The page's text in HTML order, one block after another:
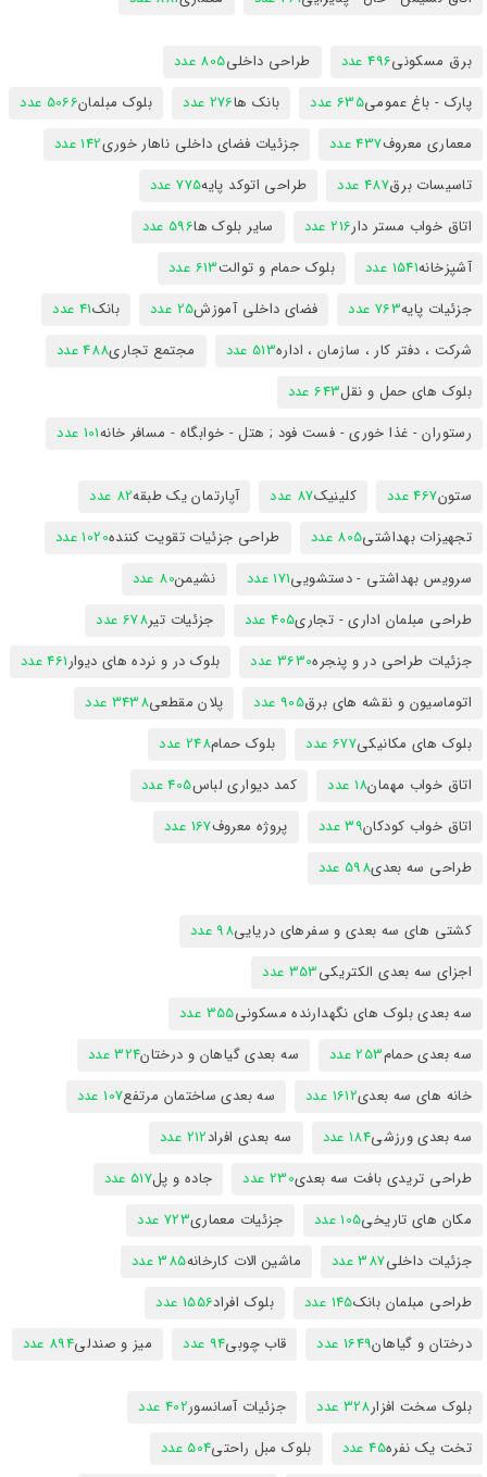
برق مسکونی496 عدد طراحی داخلی805 عدد
پارک - باغ عمومی635 عدد بانک ها276 عدد بلوک مبلمان5066 عدد
معماری معروف437 عدد جزئیات فضای داخلی ناهار خوری142 عدد
تاسیسات برق487 عدد طراحی اتوکد پایه775 عدد
اتاق خواب مستر دار216 عدد سایر بلوک ها596 عدد
آشپزخانه1541 عدد بلوک حمام و توالت613 عدد
جزئیات پایه763 عدد فضای داخلی آموزش25 عدد بانک41 عدد
شرکت ، دفتر کار ، سازمان ، اداره513 عدد مجتمع تجاری488 عدد
بلوک های حمل و نقل643 عدد
رستوران - غذا خوری - فست فود ; هتل - خوابگاه - مسافر خانه101 عدد
ستون467 عدد کلینیک87 عدد آپارتمان یک طبقه82 عدد
تجهیزات بهداشتی805 عدد طراحی جزئیات تقویت کننده1020 عدد
سرویس بهداشتی - دستشویی171 عدد نشیمن80 عدد
طراحی مبلمان اداری - تجاری405 عدد جزئیات تیر678 عدد
جزئیات طراحی در و پنجره3630 عدد بلوک در و نرده های دیوار461 عدد
اتوماسیون و نقشه های برق905 عدد پلان مقطعی3438 عدد
بلوک های مکانیکی677 عدد بلوک حمام248 عدد
اتاق خواب مهمان18 عدد کمد دیواری لباس405 عدد
اتاق خواب کودکان39 عدد پروژه معروف167 عدد
طراحی سه بعدی598 عدد
کشتی های سه بعدی و سفرهای دریایی98 عدد
اجزای سه بعدی الکتریکی353 عدد
سه بعدی بلوک های نگهدارنده مسکونی355 عدد
سه بعدی حمام253 عدد سه بعدی گیاهان و درختان324 عدد
خانه های سه بعدی1612 عدد سه بعدی ساختمان مرتفع107 عدد
سه بعدی ورزشی184 عدد سه بعدی افراد212 عدد
طراحی تریدی بافت سه بعدی230 عدد جاده و پل517 عدد
مکان های تاریخی105 عدد جزئیات معماری723 عدد
جزئیات داخلی387 عدد ماشین الات کارخانه385 عدد
طراحی مبلمان بانک145 عدد بلوک افراد1556 عدد
درختان و گیاهان1649 عدد قاب چوبی94 عدد میز و صندلی894 عدد
بلوک سخت افزار328 عدد جزئیات آسانسور402 عدد
تخت یک نفره45 عدد بلوک مبل راحتی504 عدد